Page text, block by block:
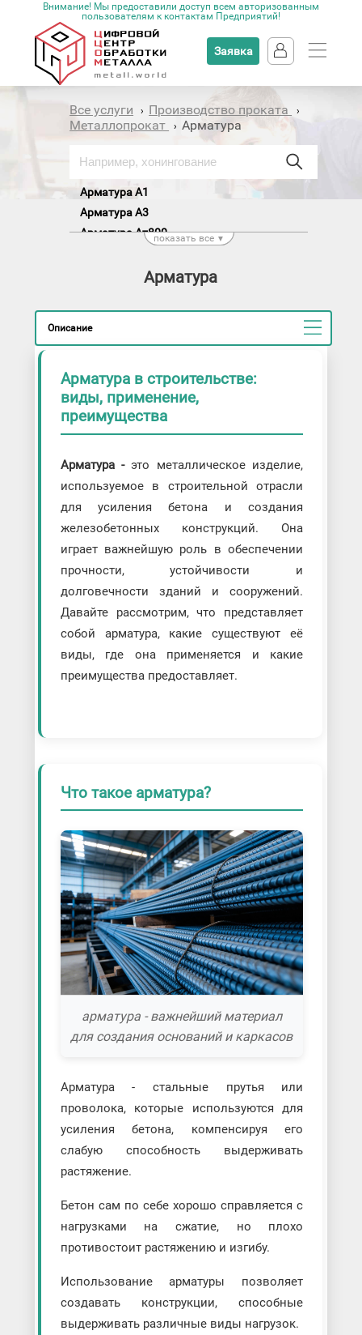
Внимание! Мы предоставили доступ всем авторизованным
пользователям к контактам Предприятий!
Заявка
Все услуги › Производство проката ›
Металлопрокат ›Арматура
Арматура А1
Арматура А3
Арматура Ат800показать все ▼
Арматура
Описание
Арматура в строительстве:
виды, применение,
преимущества
Арматура -это металлическое изделие,
используемое в строительной отрасли
для усиления бетона и создания
железобетонных конструкций. Она
играет важнейшую роль в обеспечении
прочности, устойчивости и
долговечности зданий и сооружений.
Давайте рассмотрим, что представляет
собой арматура, какие существуют её
виды, где она применяется и какие
преимущества предоставляет.
Что такое арматура?
арматура - важнейший материал
для создания оснований и каркасов
Арматура - стальные прутья или
проволока, которые используются для
усиления бетона, компенсируя его
слабую способность выдерживать
растяжение.
Бетон сам по себе хорошо справляется с
нагрузками на сжатие, но плохо
противостоит растяжению и изгибу.
Использование арматуры позволяет
создавать конструкции, способные
выдерживать различные виды нагрузок.